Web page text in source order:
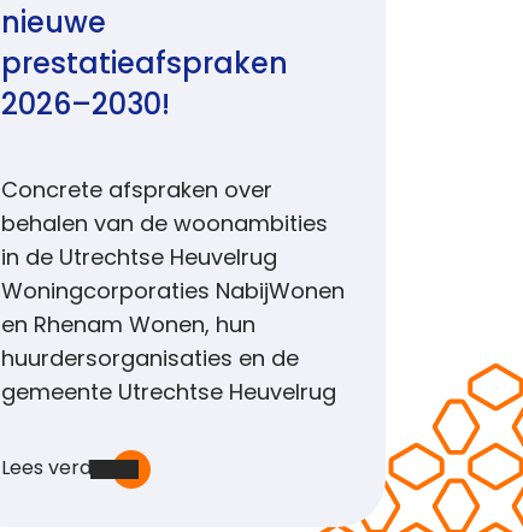
nieuwe
prestatieafspraken
2026–2030!
Concrete afspraken over
behalen van de woonambities
in de Utrechtse Heuvelrug
Woningcorporaties NabijWonen
en Rhenam Wonen, hun
huurdersorganisaties en de
gemeente Utrechtse Heuvelrug
Lees verder